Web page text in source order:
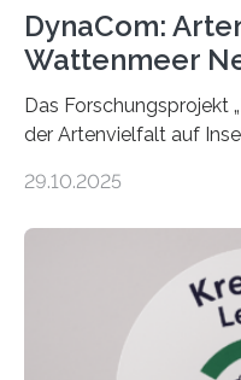
DynaCom:
Wattenmeer
Das Forschungsprojekt
der Artenvielfalt auf
Beobachtungen im
Oldenburg befassen
Ökosystem gedeiht –
verlässlich
„DynaCom“: Die
(DFG) fördert das
29.10.2025